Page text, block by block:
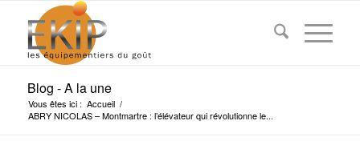
Blog - A la une
Vous êtes ici : Accueil /
ABRY NICOLAS – Montmartre : l’élévateur qui révolutionne le...